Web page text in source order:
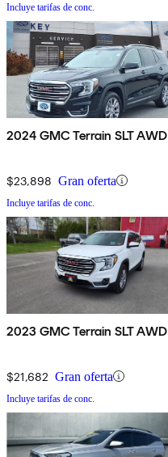
Incluye tarifas de conc.
2024 GMC Terrain SLT AWD
$23,898 Gran oferta
Incluye tarifas de conc.
2023 GMC Terrain SLT AWD
$21,682 Gran oferta
Incluye tarifas de conc.